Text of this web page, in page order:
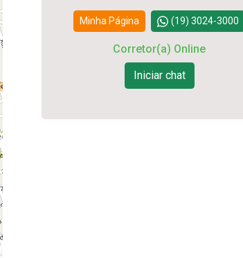
Minha Página (19) 3024-3000
Corretor(a) Online
Iniciar chat